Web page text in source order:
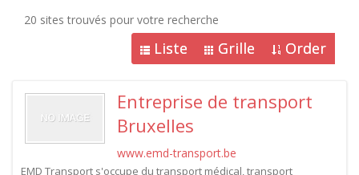
20 sites trouvés pour votre recherche
Liste Grille Order
Entreprise de transport
Bruxelles
www.emd-transport.be
EMD Transport s'occupe du transport médical, transport